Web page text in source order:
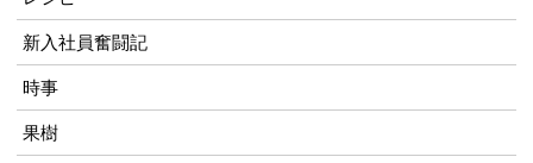
新入社員奮闘記
時事
果樹